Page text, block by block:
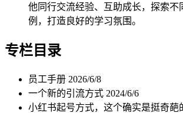
他同行交流经验、互助成长，探索不
例，打造良好的学习氛围。
专栏目录
员工手册 2026/6/8
一个新的引流方式 2024/6/6
小红书起号方式，这个确实是挺奇葩